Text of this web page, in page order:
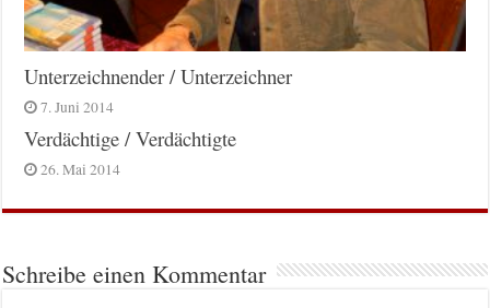
Unterzeichnender / Unterzeichner
7. Juni 2014
Verdächtige / Verdächtigte
26. Mai 2014
Schreibe einen Kommentar